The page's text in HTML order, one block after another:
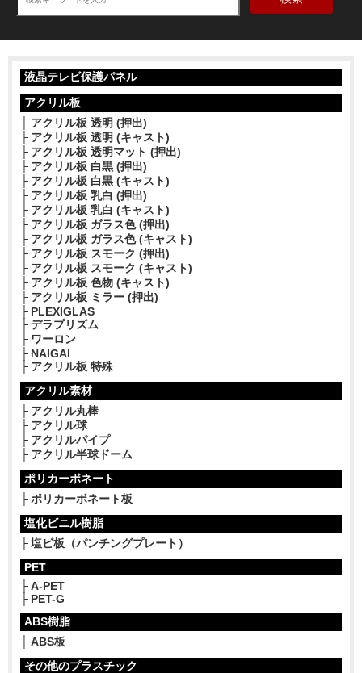
液晶テレビ保護パネル
アクリル板
アクリル板 透明 (押出)
アクリル板 透明 (キャスト)
アクリル板 透明マット (押出)
アクリル板 白黒 (押出)
アクリル板 白黒 (キャスト)
アクリル板 乳白 (押出)
アクリル板 乳白 (キャスト)
アクリル板 ガラス色 (押出)
アクリル板 ガラス色 (キャスト)
アクリル板 スモーク (押出)
アクリル板 スモーク (キャスト)
アクリル板 色物 (キャスト)
アクリル板 ミラー (押出)
PLEXIGLAS
デラプリズム
ワーロン
NAIGAI
アクリル板 特殊
アクリル素材
アクリル丸棒
アクリル球
アクリルパイプ
アクリル半球ドーム
ポリカーボネート
ポリカーボネート板
塩化ビニル樹脂
塩ビ板（パンチングプレート）
PET
A-PET
PET-G
ABS樹脂
ABS板
その他のプラスチック